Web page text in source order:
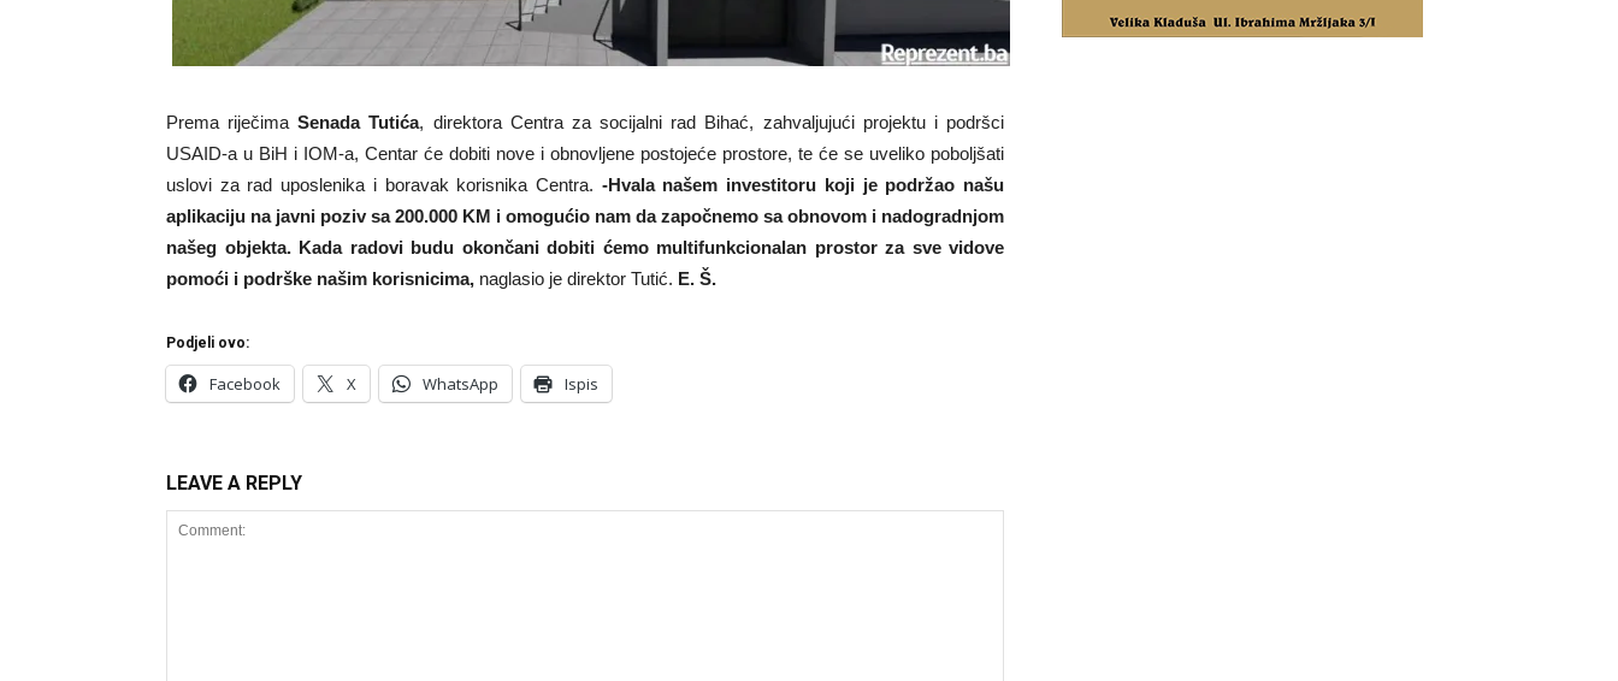
Prema riječimaSenada Tutića, direktora Centra za socijalni rad Bihać, zahvaljujući projektu i podršci
USAID-a u BiH i IOM-a, Centar će dobiti nove i obnovljene postojeće prostore, te će se uveliko poboljšati
uslovi za rad uposlenika i boravak korisnika Centra. -Hvala našem investitoru koji je podržao našu
aplikaciju na javni poziv sa 200.000 KM i omogućio nam da započnemo sa obnovom i nadogradnjom
našeg objekta. Kada radovi budu okončani dobiti ćemo multifunkcionalan prostor za sve vidove
pomoći i podrške našim korisnicima, naglasio je direktor Tutić. E. Š.
Podjeli ovo:
Facebook X WhatsApp Ispis
LEAVE A REPLY